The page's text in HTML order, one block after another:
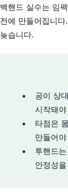
백핸드 실수는 임
전에 만들어집니
늦습니다.
공이 상
시작돼
타점은
만들어
투핸드
안정성